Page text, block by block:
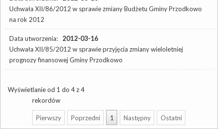
Uchwała XII/86/2012 w sprawie zmiany Budżetu Gminy Przodkowo
na rok 2012
Data utworzenia: 2012-03-16
Uchwała XII/85/2012 w sprawie przyjęcia zmiany wieloletniej
prognozy finansowej Gminy Przodkowo
Wyświetlanie od 1 do 4 z 4
rekordów
Pierwszy Poprzedni 1 Następny Ostatni